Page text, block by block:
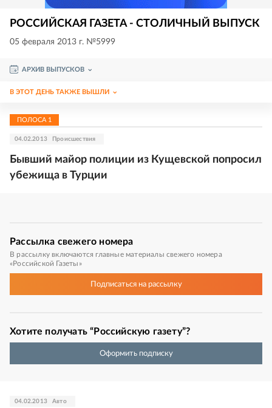
РОССИЙСКАЯ ГАЗЕТА - СТОЛИЧНЫЙ ВЫПУСК
05 февраля 2013 г. №5999
АРХИВ ВЫПУСКОВ
В ЭТОТ ДЕНЬ ТАКЖЕ ВЫШЛИ
ПОЛОСА 1
04.02.2013 Происшествия
Бывший майор полиции из Кущевской попросил
убежища в Турции
Рассылка свежего номера
В рассылку включаются главные материалы свежего номера
«Российской Газеты»
Подписатьсяна рассылку
Хотите получать “Российскую газету”?
Оформить подписку
04.02.2013 Авто